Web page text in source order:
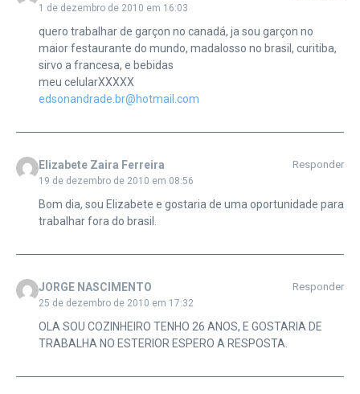
1 de dezembro de 2010 em 16:03
quero trabalhar de garçon no canadá, ja sou garçon no
maior festaurante do mundo, madalosso no brasil, curitiba,
sirvo a francesa, e bebidas
meu celularXXXXX
edsonandrade.br@hotmail.com
Elizabete Zaira Ferreira
19 de dezembro de 2010 em 08:56
Responder
Bom dia, sou Elizabete e gostaria de uma oportunidade para
trabalhar fora do brasil.
JORGE NASCIMENTO
25 de dezembro de 2010 em 17:32
Responder
OLA SOU COZINHEIRO TENHO 26 ANOS, E GOSTARIA DE
TRABALHA NO ESTERIOR ESPERO A RESPOSTA.